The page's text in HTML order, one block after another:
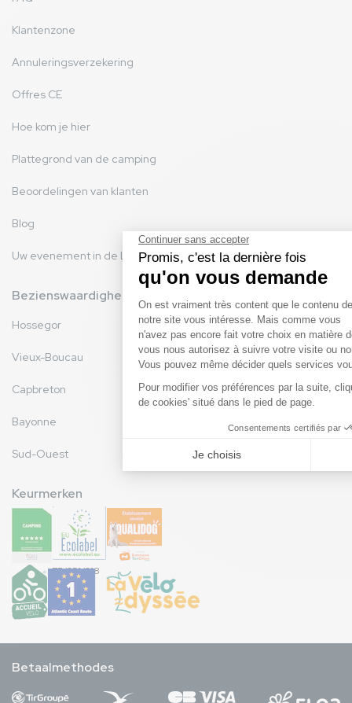
Klantenzone
Annuleringsverzekering
Offres CE
Hoe kom je hier
Plattegrond van de camping
Beoordelingen van klanten
Blog
Uw evenement in de Landes
Bezienswaardigheden
Hossegor
Vieux-Boucau
Capbreton
Bayonne
Sud-Ouest
Keurmerken
FR/051/018
Betaalmethodes